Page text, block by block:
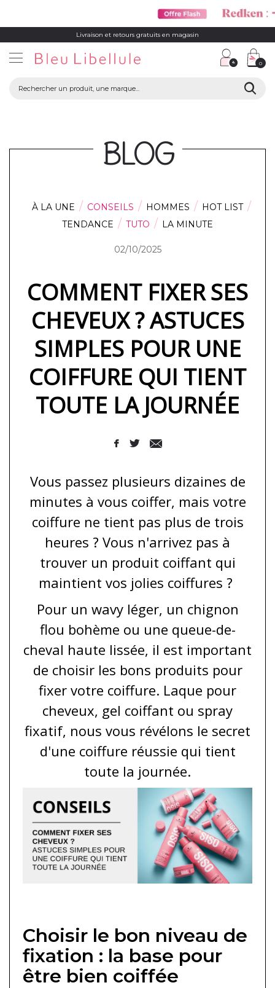
Livraison et retours gratuits en magasin
0
BLOG
À LA UNE CONSEILS HOMMES
HOT LIST
TENDANCE
TUTO LA MINUTE
02/10/2025
COMMENT FIXER SES
CHEVEUX ? ASTUCES
SIMPLES POUR UNE
COIFFURE QUI TIENT
TOUTE LA JOURNÉE
Vous passez plusieurs dizaines de
minutes à vous coiffer, mais votre
coiffure ne tient pas plus de trois
heures ? Vous n'arrivez pas à
trouver un produit coiffant qui
maintient vos jolies coiffures ?
Pour un wavy léger, un chignon
flou bohème ou une queue-de-
cheval haute lissée, il est important
de choisir les bons produits pour
fixer votre coiffure. Laque pour
cheveux, gel coiffant ou spray
fixatif, nous vous révélons le secret
d'une coiffure réussie qui tient
toute la journée.
Choisir le bon niveau de
fixation : la base pour
être bien coiffée